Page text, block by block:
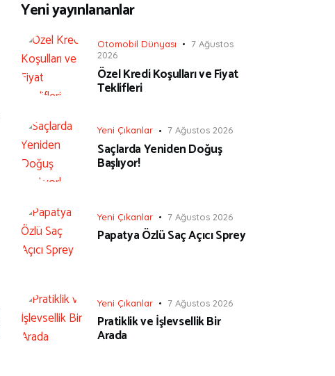
Yeni yayınlananlar
Otomobil Dünyası
7 Ağustos
2026
Özel Kredi Koşulları ve Fiyat
Teklifleri
Yeni Çıkanlar 7 Ağustos 2026
Saçlarda Yeniden Doğuş
Başlıyor!
Yeni Çıkanlar 7 Ağustos 2026
Papatya Özlü Saç Açıcı Sprey
Yeni Çıkanlar 7 Ağustos 2026
Pratiklik ve İşlevsellik Bir
Arada